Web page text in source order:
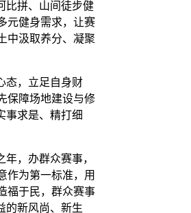
比拼、山间徒步健
元健身需求，让赛
中汲取养分、凝聚
态，立足自身财
保障场地建设与修
事求是、精打细
，办群众赛事，
作为第一标准，用
福于民，群众赛事
的新风尚、新生